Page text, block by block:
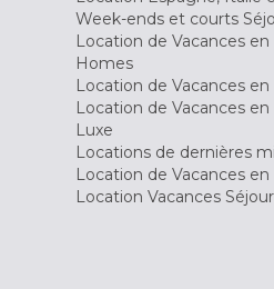
Week-ends et courts
Location de Vacances en
Homes
Location de Vacances en
Location de Vacances en
Luxe
Locations de dernières
Location de Vacances
Location Vacances